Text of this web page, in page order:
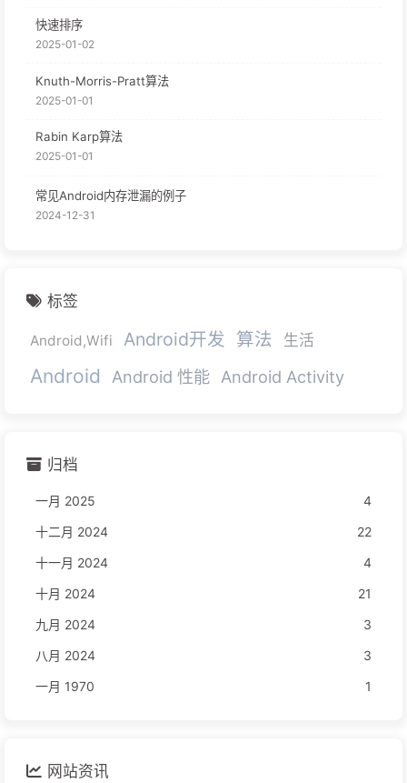
快速排序
2025-01-02
Knuth-Morris-Pratt算法
2025-01-01
Rabin Karp算法
2025-01-01
常见Android内存泄漏的例子
2024-12-31
标签
Android,Wifi Android开发 算法 生活
Android Android 性能 Android Activity
归档
一月 2025
4
十二月 2024
22
十一月 2024
4
十月 2024
21
九月 2024
3
八月 2024
3
一月 1970
1
网站资讯